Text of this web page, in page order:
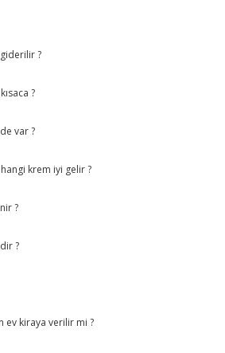
?
?
var ?
krem iyi gelir ?
?
?
ev kiraya verilir mi ?